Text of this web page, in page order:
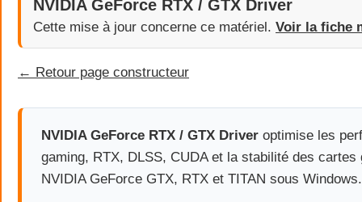
NVIDIA GeForce RTX / GTX Driver
Cette mise à jour concerne ce matériel. Voir la fiche
← Retour page constructeur
NVIDIA GeForce RTX / GTX Driver optimise les
gaming, RTX, DLSS, CUDA et la stabilité des cartes
NVIDIA GeForce GTX, RTX et TITAN sous Windows.